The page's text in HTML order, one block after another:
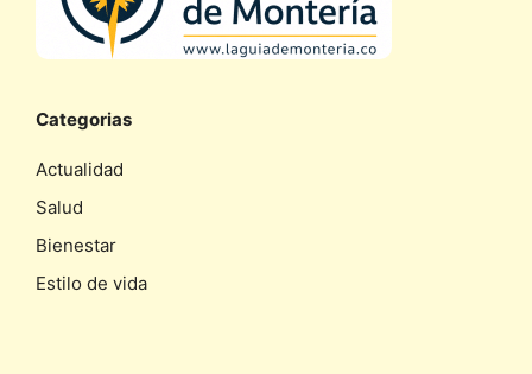
Categorias
Actualidad
Salud
Bienestar
Estilo de vida